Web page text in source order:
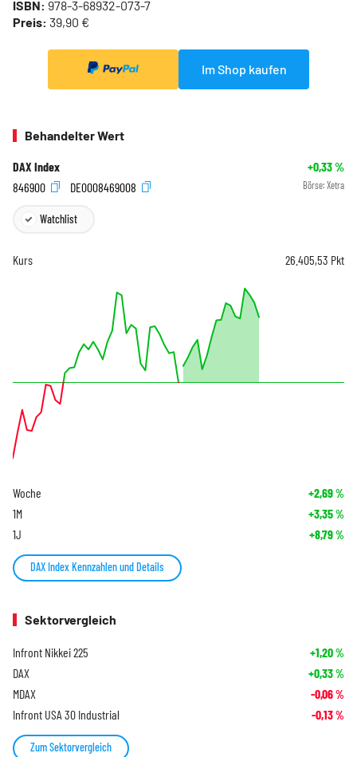
ISBN: 978-3-68932-073-7
Preis: 39,90 €
Im Shop kaufen
Behandelter Wert
DAX Index +0,33%
846900
DE0008469008 Börse: Xetra
Watchlist
Kurs 26.405,53 Pkt
Woche +2,69%
1M +3,35%
1J +8,79%
DAX Index Kennzahlen und Details
Sektorvergleich
Infront Nikkei 225 +1,20%
DAX +0,33%
MDAX -0,06%
Infront USA 30 Industrial -0,13%
Zum Sektorvergleich